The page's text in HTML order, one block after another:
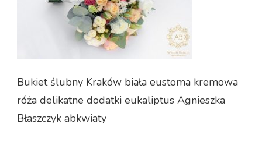
Bukiet ślubny Kraków biała eustoma kremowa
róża delikatne dodatki eukaliptus Agnieszka
Błaszczyk abkwiaty